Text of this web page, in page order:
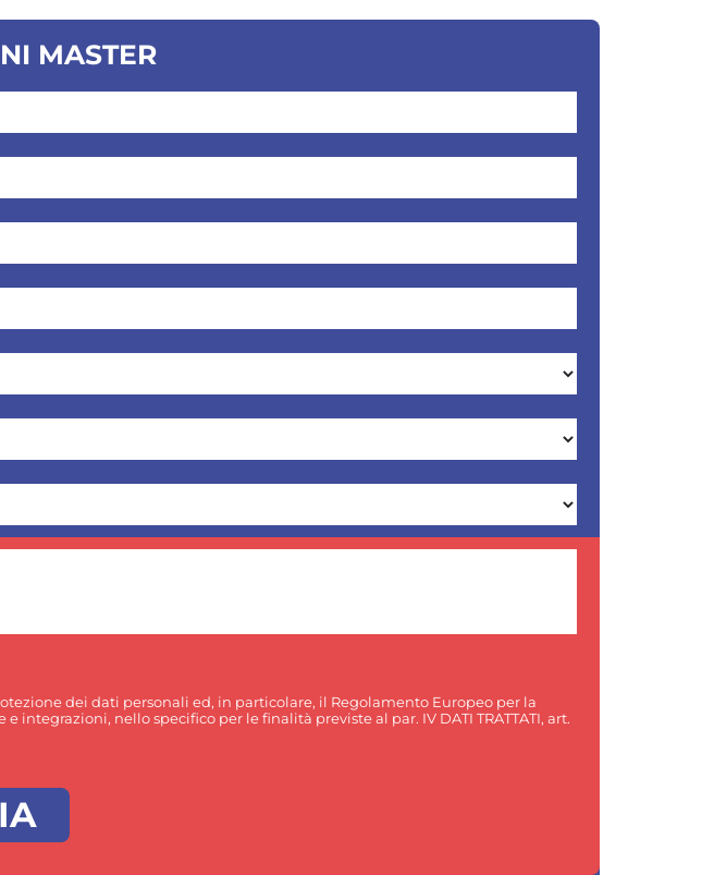
MASTER
dei dati personali ed, in particolare, il Regolamento Europeo per la
integrazioni, nello specifico per le finalità previste al par. IV DATI TRATTATI, art.